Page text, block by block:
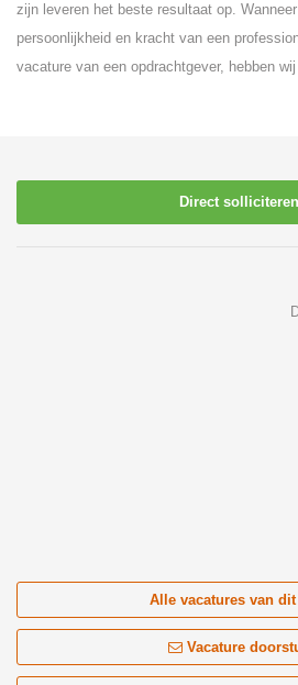
zijn leveren het beste resultaat op.
persoonlijkheid en kracht van een
vacature van een opdrachtgever, hebben
Direct solliciteren
Alle vacatures van
Vacature